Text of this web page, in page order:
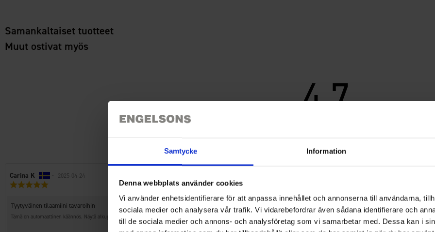
Samtycke Information
Denna webbplats använder cookies
Vi använder enhetsidentifierare för att anpassa innehållet och annonserna till användarna,
sociala medier och analysera vår trafik. Vi vidarebefordrar även sådana identifierare och
till de sociala medier och annons- och analysföretag som vi samarbetar med. Dessa kan i
Samankaltaiset tuotteet
Muut ostivat myös
4.7
5:sta
Perustuu 6 arvioon ja 1
arvosteluun
Suodatin
Arvostelun
kirjoittaja:
Carina K • Arvostelun
2025-04-24
5:sta
tähdestä
Arvostelun
teksti:
Tyytyväinen tilaamiini tavaroihin
Tämä on automaattinen käännös. Näytä alkuperäinen.